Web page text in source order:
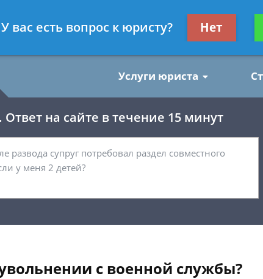
делам
Получите
Услуги юриста
на сайте в течение 15 минут
с военной службы?
У вас есть вопрос к юристу? Нет